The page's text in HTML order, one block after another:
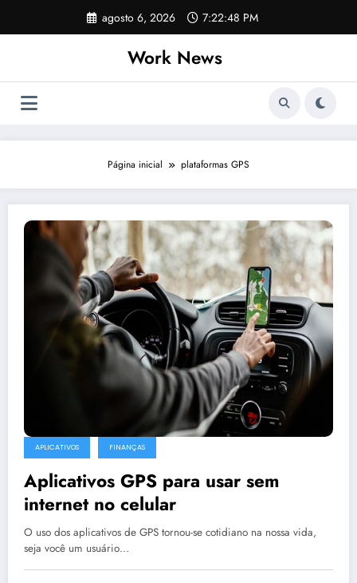
o
agosto 6, 2026 7:22:48 PM
Work News
Página inicial plataformas GPS
APLICATIVOS FINANÇAS
Aplicativos GPS para usar sem
internet no celular
O uso dos aplicativos de GPS tornou-se cotidiano na nossa vida,
seja você um usuário…